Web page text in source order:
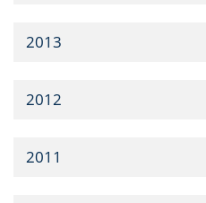
2013
2012
2011